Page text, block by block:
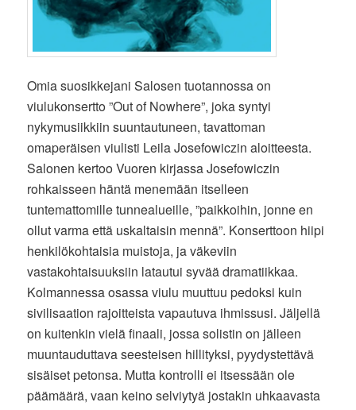
Omia suosikkejani Salosen tuotannossa on
viulukonsertto ”Out of Nowhere”, joka syntyi
nykymusiikkiin suuntautuneen, tavattoman
omaperäisen viulisti Leila Josefowiczin aloitteesta.
Salonen kertoo Vuoren kirjassa Josefowiczin
rohkaisseen häntä menemään itselleen
tuntemattomille tunnealueille, ”paikkoihin, jonne en
ollut varma että uskaltaisin mennä”. Konserttoon hiipi
henkilökohtaisia muistoja, ja väkeviin
vastakohtaisuuksiin latautui syvää dramatiikkaa.
Kolmannessa osassa viulu muuttuu pedoksi kuin
sivilisaation rajoitteista vapautuva ihmissusi. Jäljellä
on kuitenkin vielä finaali, jossa solistin on jälleen
muuntauduttava seesteisen hillityksi, pyydystettävä
sisäiset petonsa. Mutta kontrolli ei itsessään ole
päämäärä, vaan keino selviytyä jostakin uhkaavasta